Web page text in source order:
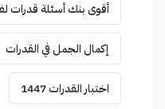
أقوى بنك أسئلة قدرات
إكمال الجمل في القدرات
اختبار القدرات 1447